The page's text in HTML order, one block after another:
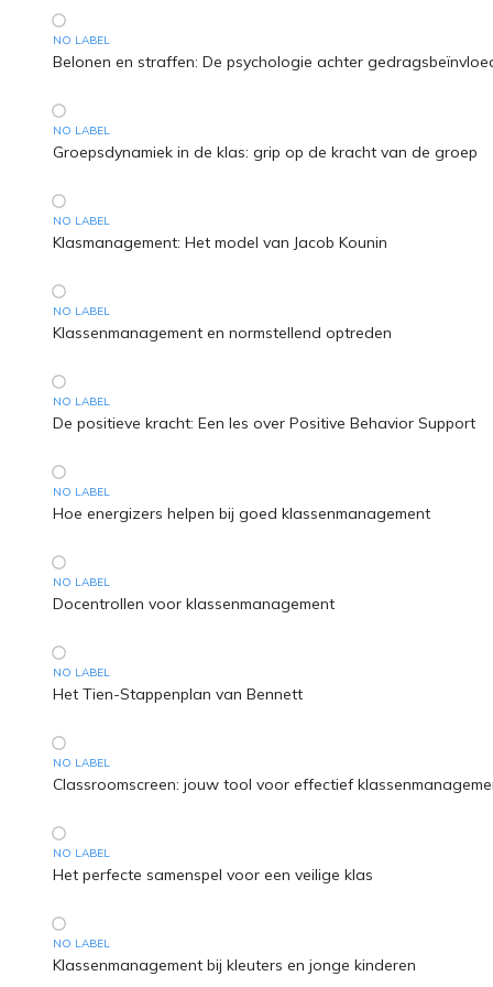
NO LABEL
Belonen en straffen: De psychologie achter
NO LABEL
Groepsdynamiek in de klas: grip op de kracht van de groep
NO LABEL
Klasmanagement: Het model van Jacob Kounin
NO LABEL
Klassenmanagement en normstellend optreden
NO LABEL
De positieve kracht: Een les over Positive Behavior Support
NO LABEL
Hoe energizers helpen bij goed klassenmanagement
NO LABEL
Docentrollen voor klassenmanagement
NO LABEL
Het Tien-Stappenplan van Bennett
NO LABEL
Classroomscreen: jouw tool voor effectief
NO LABEL
Het perfecte samenspel voor een veilige klas
NO LABEL
Klassenmanagement bij kleuters en jonge kinderen